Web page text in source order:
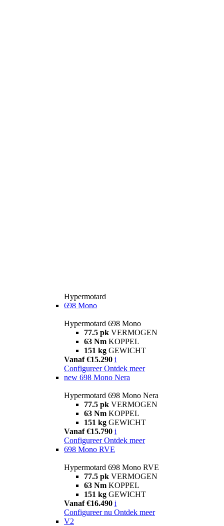
Hypermotard
698 Mono
Hypermotard 698 Mono
77.5 pk VERMOGEN
63 Nm KOPPEL
151 kg GEWICHT
Vanaf €15.290 i
Configureer Ontdek meer
new 698 Mono Nera
Hypermotard 698 Mono Nera
77.5 pk VERMOGEN
63 Nm KOPPEL
151 kg GEWICHT
Vanaf €15.790 i
Configureer Ontdek meer
698 Mono RVE
Hypermotard 698 Mono RVE
77.5 pk VERMOGEN
63 Nm KOPPEL
151 kg GEWICHT
Vanaf €16.490 i
Configureer nu Ontdek meer
V2